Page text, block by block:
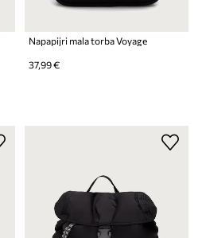
Napapijri mala torba Voyage
37,99 €